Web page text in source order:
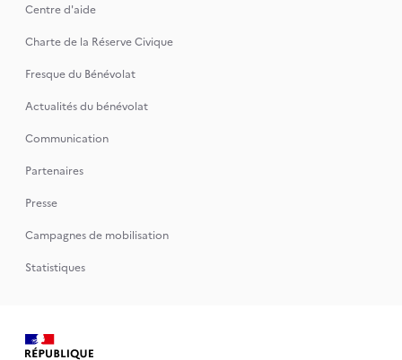
Centre d'aide
Charte de la Réserve Civique
Fresque du Bénévolat
Actualités du bénévolat
Communication
Partenaires
Presse
Campagnes de mobilisation
Statistiques